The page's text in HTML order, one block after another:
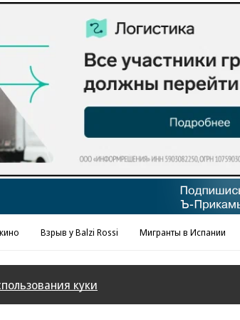
в «Ъ» www.kommersant.ru/ad
Взрыв у Balzi Rossi Мигранты в Испании
куки